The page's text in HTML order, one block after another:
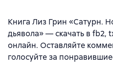
Книга Лиз Грин «Сатурн.
дьявола» — скачать в fb2,
онлайн. Оставляйте
голосуйте за